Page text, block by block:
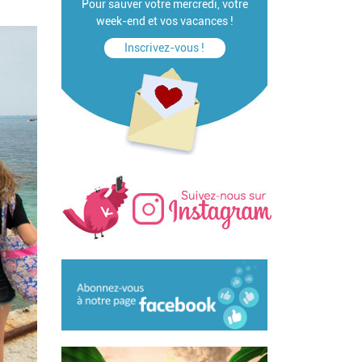
Pour sauver votre mercredi, votre
week-end et vos vacances !
Inscrivez-vous !